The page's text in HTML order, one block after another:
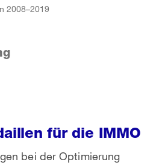
2008–2019
für die IMMO
bei der Optimierung